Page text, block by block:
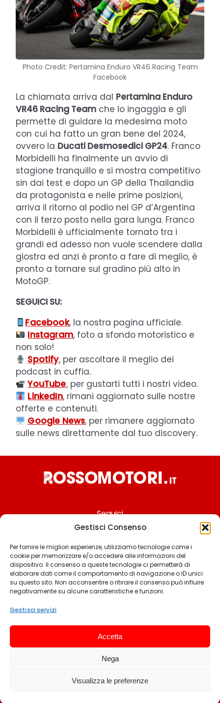
Gestisci Consenso
Per fornire le migliori esperienze, utilizziamo tecnologie come i
cookie per memorizzare e/o accedere alle informazioni del
dispositivo. Il consenso a queste tecnologie ci permetterà di
elaborare dati come il comportamento di navigazione o ID unici
su questo sito. Non acconsentire o ritirare il consenso può influire
negativamente su alcune caratteristiche e funzioni.
Gestisci servizi
Accetta
Nega
Visualizza le preferenze
Photo Credit: Pertamina Enduro VR46 Racing Team
Facebook
La chiamata arriva dal Pertamina Enduro
VR46 Racing Team che lo ingaggia e gli
permette di guidare la medesima moto
con cui ha fatto un gran bene del 2024,
ovvero la Ducati Desmosedici GP24. Franco
Morbidelli ha finalmente un avvio di
stagione tranquillo e si mostra competitivo
sin dai test e dopo un GP della Thailandia
da protagonista e nelle prime posizioni,
arriva il ritorno al podio nel GP d’Argentina
con il terzo posto nella gara lunga. Franco
Morbidelli è ufficialmente tornato tra i
grandi ed adesso non vuole scendere dalla
giostra ed anzi è pronto a fare di meglio, è
pronto a tornare sul gradino più alto in
MotoGP.
SEGUICI SU:
Facebook, la nostra pagina ufficiale.
Instagram, foto a sfondo motoristico e
non solo!
Spotify, per ascoltare il meglio dei
podcast in cuffia.
YouTube, per gustarti tutti i nostri video.
LinkedIn, rimani aggiornato sulle nostre
offerte e contenuti.
Google News, per rimanere aggiornato
sulle news direttamente dal tuo discovery.
Seguici
Chi siamo
Contattaci
Termini & Condizioni
Privacy policy
© 2025 Rossomotori.it. Tutti i diritti riservati.